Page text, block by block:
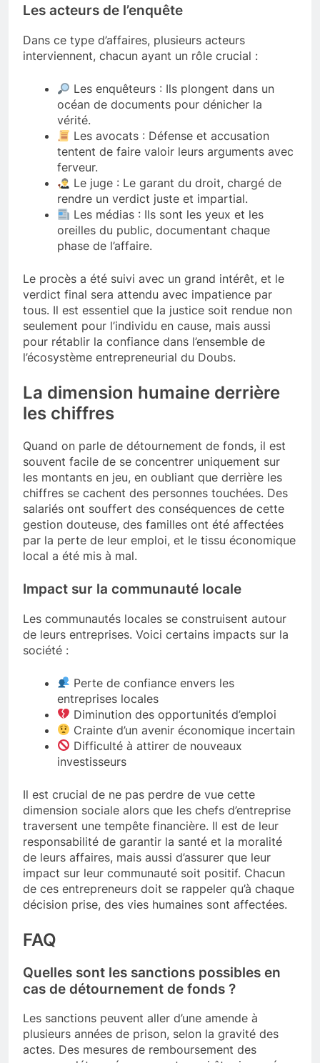
Les acteurs de l’enquête
Dans ce type d’affaires, plusieurs acteurs
interviennent, chacun ayant un rôle crucial :
Les enquêteurs : Ils plongent dans un
océan de documents pour dénicher la
vérité.
Les avocats : Défense et accusation
tentent de faire valoir leurs arguments avec
ferveur.
Le juge : Le garant du droit, chargé de
rendre un verdict juste et impartial.
Les médias : Ils sont les yeux et les
oreilles du public, documentant chaque
phase de l’affaire.
Le procès a été suivi avec un grand intérêt, et le
verdict final sera attendu avec impatience par
tous. Il est essentiel que la justice soit rendue non
seulement pour l’individu en cause, mais aussi
pour rétablir la confiance dans l’ensemble de
l’écosystème entrepreneurial du Doubs.
La dimension humaine derrière
les chiffres
Quand on parle de détournement de fonds, il est
souvent facile de se concentrer uniquement sur
les montants en jeu, en oubliant que derrière les
chiffres se cachent des personnes touchées. Des
salariés ont souffert des conséquences de cette
gestion douteuse, des familles ont été affectées
par la perte de leur emploi, et le tissu économique
local a été mis à mal.
Impact sur la communauté locale
Les communautés locales se construisent autour
de leurs entreprises. Voici certains impacts sur la
société :
Perte de confiance envers les
entreprises locales
Diminution des opportunités d’emploi
Crainte d’un avenir économique incertain
Difficulté à attirer de nouveaux
investisseurs
Il est crucial de ne pas perdre de vue cette
dimension sociale alors que les chefs d’entreprise
traversent une tempête financière. Il est de leur
responsabilité de garantir la santé et la moralité
de leurs affaires, mais aussi d’assurer que leur
impact sur leur communauté soit positif. Chacun
de ces entrepreneurs doit se rappeler qu’à chaque
décision prise, des vies humaines sont affectées.
FAQ
Quelles sont les sanctions possibles en
cas de détournement de fonds ?
Les sanctions peuvent aller d’une amende à
plusieurs années de prison, selon la gravité des
actes. Des mesures de remboursement des